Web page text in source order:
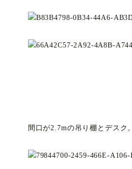
間口が2.7mの吊り棚とデスク。